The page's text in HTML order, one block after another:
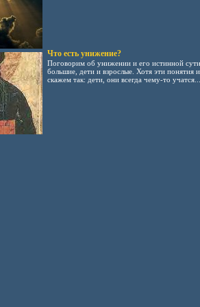
Что есть унижение?
Поговорим об унижении и его истинной
большие, дети и взрослые. Хотя эти понятия
скажем так: дети, они всегда чему-то учатся...